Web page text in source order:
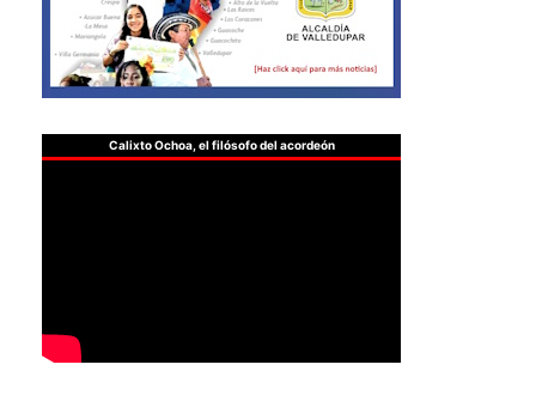
Calixto Ochoa, el filósofo del acordeón